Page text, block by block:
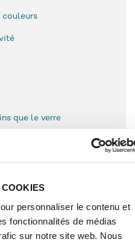
personnaliser le contenu et
fonctionnalités de médias
sur notre site web. Nous
couleurs
que le verre
d’utilisation
avec des adhésifs à